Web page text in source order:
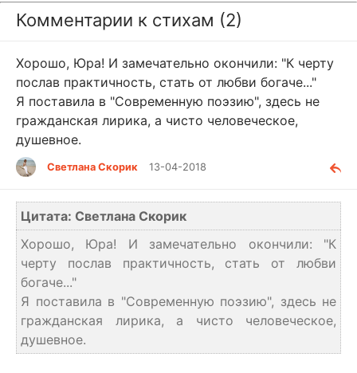
Комментарии к стихам (2)
Хорошо, Юра! И замечательно окончили: "К черту
послав практичность, стать от любви богаче..."
Я поставила в "Современную поэзию", здесь не
гражданская лирика, а чисто человеческое,
душевное.
Светлана Скорик 13-04-2018
Цитата: Светлана Скорик
Хорошо, Юра! И замечательно окончили: "К
черту послав практичность, стать от любви
богаче..."
Я поставила в "Современную поэзию", здесь не
гражданская лирика, а чисто человеческое,
душевное.